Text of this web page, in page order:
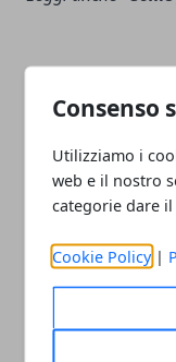
Consenso
Utilizziamo i
web e il nostro
categorie dare
Cookie Policy |
Articolo Precedente
Buongiorno e Buona
immagini nuove